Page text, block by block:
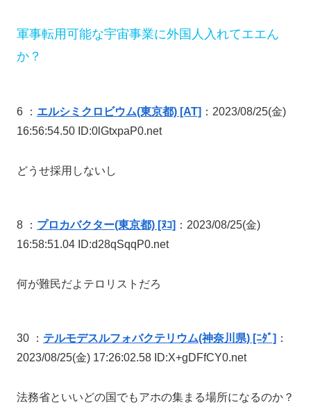
軍事転用可能な宇宙事業に外国人入れてエエん
か？
6 ： エルシミクロビウム(東京都) [AT] ：2023/08/25(金)
16:56:54.50 ID:0lGtxpaP0.net
どうせ採用しないし
8 ： プロカバクター(東京都) [ﾇｺ] ：2023/08/25(金)
16:58:51.04 ID:d28qSqqP0.net
何が難民だよテロリストだろ
30 ： テルモデスルフォバクテリウム(神奈川県) [ﾆﾀﾞ] ：
2023/08/25(金) 17:26:02.58 ID:X+gDFfCY0.net
法務省といいどの国でもアホの集まる場所になるのか？